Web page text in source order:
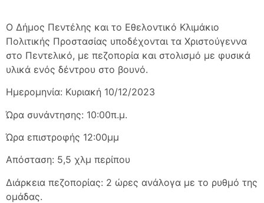
O Δήμος Πεντέλης και το Εθελοντικό Κλιμάκιο
Πολιτικής Προστασίας υποδέχονται τα Χριστούγεννα
στο Πεντελικό, με πεζοπορία και στολισμό με φυσικά
υλικά ενός δέντρου στο βουνό.
Ημερομηνία: Κυριακή 10/12/2023
Ώρα συνάντησης: 10:00π.μ.
Ώρα επιστροφής 12:00μμ
Απόσταση: 5,5 χλμ περίπου
Διάρκεια πεζοπορίας: 2 ώρες ανάλογα με το ρυθμό της
ομάδας.